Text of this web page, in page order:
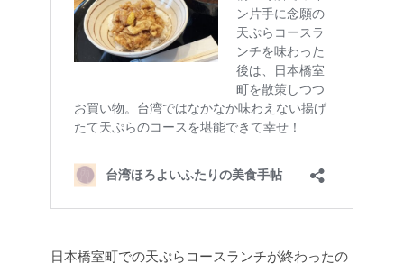
日本橋室町での天ぷらコースランチが終わったの